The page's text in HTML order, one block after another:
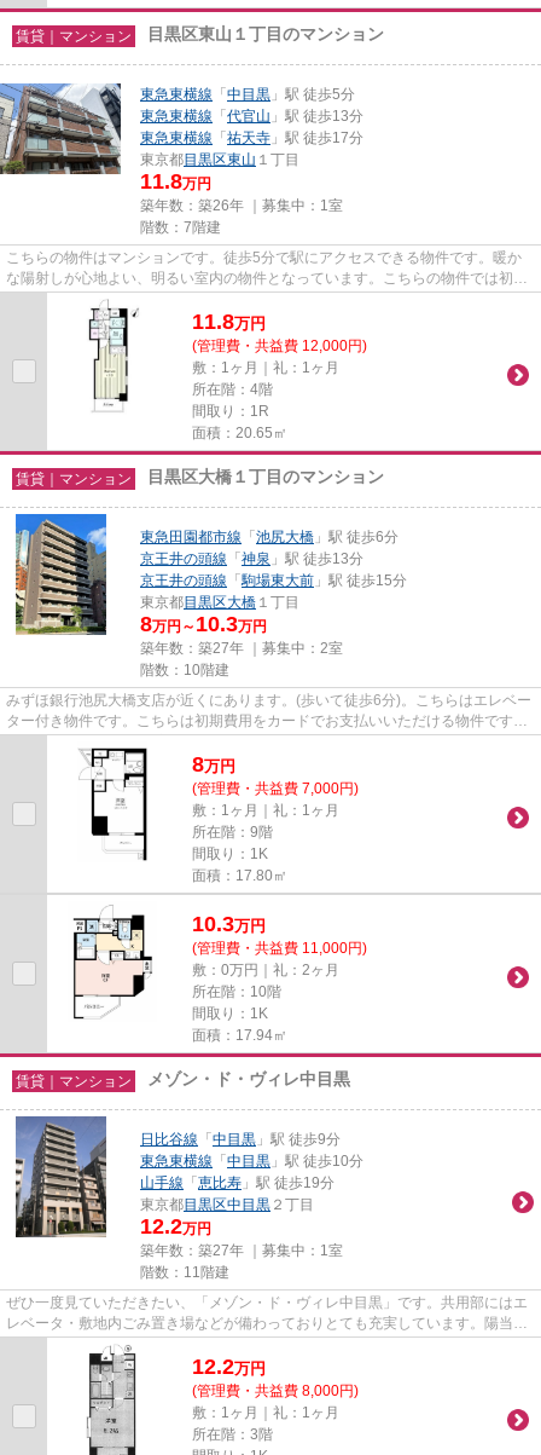
賃貸｜マンション 目黒区東山１丁目のマンション
東急東横線 「中目黒 」駅 徒歩5分
東急東横線 「代官山 」駅 徒歩13分
東急東横線 「祐天寺 」駅 徒歩17分
東京都目黒区東山 １丁目
11.8万円
築年数：築26年 ｜募集中： 1室
階数：7階建
こちらの物件はマンションです。徒歩5分で駅にアクセスできる物件です。暖か
な陽射しが心地よい、明るい室内の物件となっています。こちらの物件では初期
費用をカードでお支払いいただ...
11.8万円
(管理費・共益費 12,000円)
敷：1ヶ月｜礼：1ヶ月
所在階：4階
間取り：1R
面積：20.65㎡
賃貸｜マンション 目黒区大橋１丁目のマンション
東急田園都市線 「池尻大橋 」駅 徒歩6分
京王井の頭線 「神泉 」駅 徒歩13分
京王井の頭線 「駒場東大前 」駅 徒歩15分
東京都目黒区大橋 １丁目
8万円～ 10.3万円
築年数：築27年 ｜募集中： 2室
階数：10階建
みずほ銀行池尻大橋支店が近くにあります。(歩いて徒歩6分)。こちらはエレベー
ター付き物件です。こちらは初期費用をカードでお支払いいただける物件です。
10階建てで、街並みに溶け込...
8万円
(管理費・共益費 7,000円)
敷：1ヶ月｜礼：1ヶ月
所在階：9階
間取り：1K
面積：17.80㎡
10.3万円
(管理費・共益費 11,000円)
敷：0万円｜礼：2ヶ月
所在階：10階
間取り：1K
面積：17.94㎡
賃貸｜マンション メゾン・ド・ヴィレ中目黒
日比谷線 「中目黒 」駅 徒歩9分
東急東横線 「中目黒 」駅 徒歩10分
山手線 「恵比寿 」駅 徒歩19分
東京都目黒区中目黒 ２丁目
12.2万円
築年数：築27年 ｜募集中： 1室
階数：11階建
ぜひ一度見ていただきたい、「メゾン・ド・ヴィレ中目黒」です。共用部にはエ
レベータ・敷地内ごみ置き場などが備わっておりとても充実しています。陽当た
りが良く、日中は電気代が節...
12.2万円
(管理費・共益費 8,000円)
敷：1ヶ月｜礼：1ヶ月
所在階：3階